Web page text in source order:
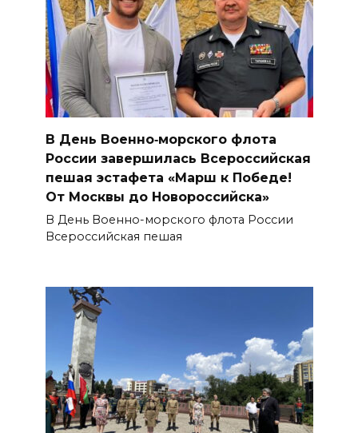
В День Военно‑морского флота
России завершилась Всероссийская
пешая эстафета «Марш к Победе!
От Москвы до Новороссийска»
В День Военно-морского флота России
Всероссийская пешая